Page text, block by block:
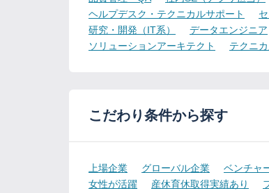
ヘルプデスク・テクニカルサポート
研究・開発（IT系）
データエンジニア
ソリューションアーキテクト
テクニ
こだわり条件から探す
上場企業 グローバル企業 ベンチャ
女性が活躍
産休育休取得実績あり